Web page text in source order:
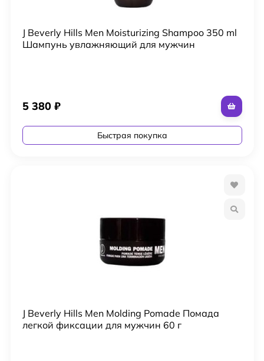
J Beverly Hills Men Moisturizing Shampoo 350 ml
Шампунь увлажняющий для мужчин
5 380 ₽
Быстрая покупка
J Beverly Hills Men Molding Pomade Помада
легкой фиксации для мужчин 60 г